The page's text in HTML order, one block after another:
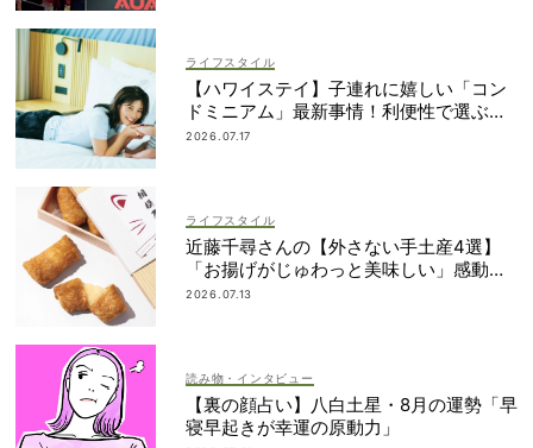
ライフスタイル
【ハワイステイ】子連れに嬉しい「コン
ドミニアム」最新事情！利便性で選ぶな
ら？
2026.07.17
ライフスタイル
近藤千尋さんの【外さない手土産4選】
「お揚げがじゅわっと美味しい」感動も
のの逸品とは？
2026.07.13
読み物・インタビュー
【裏の顔占い】八白土星・8月の運勢「早
寝早起きが幸運の原動力」